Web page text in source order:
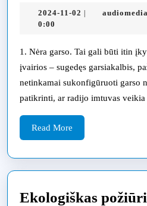
2024-11-02 2024-
0:00
1. Nėra garso. Tai gali būti itin įkyru. Priežastys gali būti
įvairios – sugedęs garsiakalbis,
netinkamai sukonfigūruoti garso
patikrinti, ar radijo imtuvas veikia
Read More
More
Ekologiškas